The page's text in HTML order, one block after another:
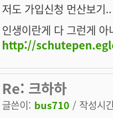
저도 가입신청 먼산보기..
인생이란게 다 그런게
http://
Re: 크하하
글쓴이: bus710 / 작성시